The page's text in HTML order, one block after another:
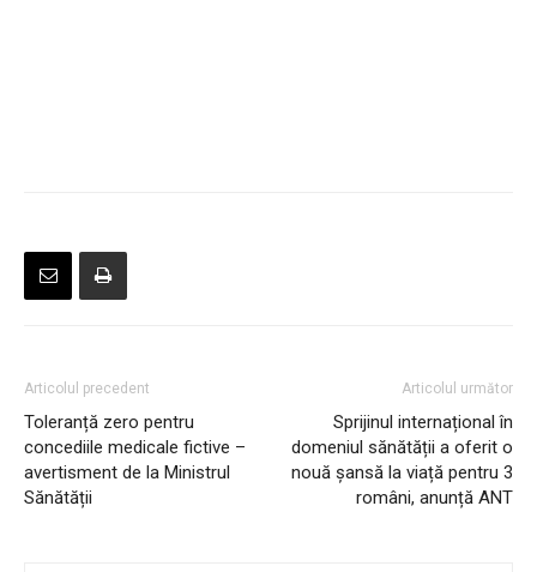
Articolul precedent
Toleranță zero pentru
concediile medicale fictive –
avertisment de la Ministrul
Sănătății
Articolul următor
Sprijinul internațional în
domeniul sănătății a oferit o
nouă șansă la viață pentru 3
români, anunță ANT